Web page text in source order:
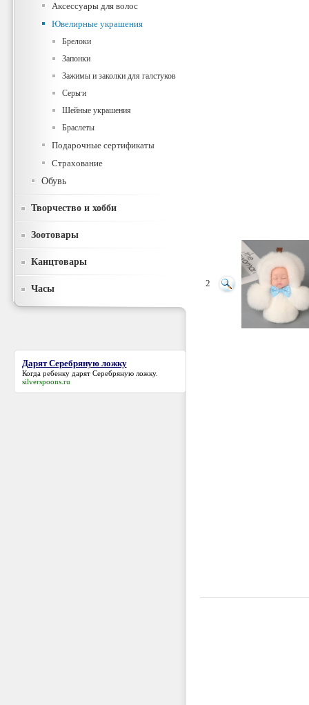
Аксессуары для волос
Ювелирные украшения
Брелоки
Запонки
Зажимы и заколки для галстуков
Серьги
Шейные украшения
Браслеты
Подарочные сертификаты
Страхование
Обувь
Творчество и хобби
Зоотовары
Канцтовары
Часы
Дарят Серебряную ложку
Когда ребенку дарят Серебряную ложку.
silverspoons.ru
2